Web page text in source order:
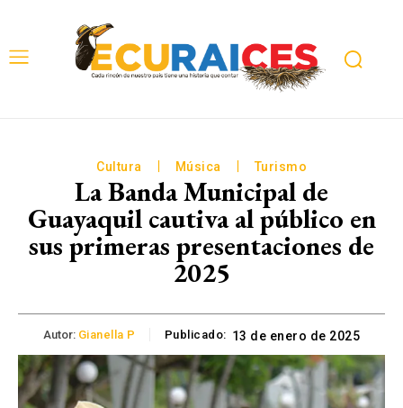
Cultura Música Turismo
La Banda Municipal de
Guayaquil cautiva al público en
sus primeras presentaciones de
2025
Autor: Gianella P Publicado: 13 de enero de 2025